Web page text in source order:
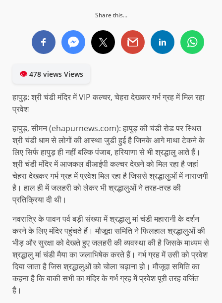
Share this...
👁478 views Views
हापुड़: श्री चंडी मंदिर में VIP कल्चर, चेहरा देखकर गर्भ ग्रह में मिल रहा
प्रवेश
हापुड़, सीमन (ehapurnews.com): हापुड़ की चंडी रोड पर स्थित
श्री चंडी धाम से लोगों की आस्था जुडी हुई है जिनके आगे माथा टेकने के
लिए सिर्फ हापुड़ ही नहीं बल्कि पंजाब, हरियाणा से भी श्रद्धालु आते हैं।
श्री चंडी मंदिर में आजकल वीआईपी कल्चर देखने को मिल रहा है जहां
चेहरा देखकर गर्भ ग्रह में प्रवेश मिल रहा है जिससे श्रद्धालुओं में नाराजगी
है। हाल ही में जलहरी को लेकर भी श्रद्धालुओं ने तरह-तरह की
प्रतिक्रिया दी थी।
नवरात्रि के पावन पर्व बड़ी संख्या में श्रद्धालु मां चंडी महारानी के दर्शन
करने के लिए मंदिर पहुंचते हैं। मौजूदा समिति ने फिलहाल श्रद्धालुओं की
भीड़ और सुरक्षा को देखते हुए जलहरी की व्यवस्था की है जिसके माध्यम से
श्रद्धालु मां चंडी मैया का जलाभिषेक करते हैं। गर्भ ग्रह में उसी को प्रवेश
दिया जाता है जिस श्रद्धालुओं को चोला चढ़ाना हो। मौजूदा समिति का
कहना है कि बाकी सभी का मंदिर के गर्भ ग्रह में प्रवेश पूरी तरह वर्जित
है।